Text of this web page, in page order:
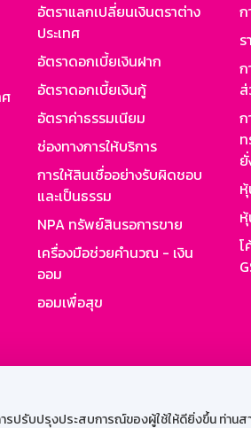
รปรับปรุงประสบการณ์ของผู้ใช้ให้ดียิ่งขึ้น ท่าน
อัตราแลกเปลี่ยนเงินตราต่าง
ประเทศ
อัตราดอกเบี้ยเงินฝาก
อัตราดอกเบี้ยเงินกู้
อัตราค่าธรรมเนียม
ช่องทางการให้บริการ
การให้สินเชื่ออย่างรับผิดชอบ
และเป็นธรรม
NPA ทรัพย์สินรอการขาย
เครื่องมือช่วยคำนวณ - เงิน
ออม
ออมเพื่อสุข
ก
โ